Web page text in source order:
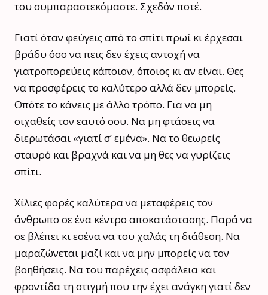
του συμπαραστεκόμαστε. Σχεδόν ποτέ.
Γιατί όταν φεύγεις από το σπίτι πρωί κι έρχεσαι
βράδυ όσο να πεις δεν έχεις αντοχή να
γιατροπορεύεις κάποιον, όποιος κι αν είναι. Θες
να προσφέρεις το καλύτερο αλλά δεν μπορείς.
Οπότε το κάνεις με άλλο τρόπο. Για να μη
σιχαθείς τον εαυτό σου. Να μη φτάσεις να
διερωτάσαι «γιατί σ’ εμένα». Να το θεωρείς
σταυρό και βραχνά και να μη θες να γυρίζεις
σπίτι.
Χίλιες φορές καλύτερα να μεταφέρεις τον
άνθρωπο σε ένα κέντρο αποκατάστασης. Παρά να
σε βλέπει κι εσένα να του χαλάς τη διάθεση. Να
μαραζώνεται μαζί και να μην μπορείς να τον
βοηθήσεις. Να του παρέχεις ασφάλεια και
φροντίδα τη στιγμή που την έχει ανάγκη γιατί δεν